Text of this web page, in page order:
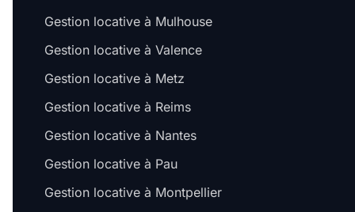
Gestion locative à Mulhouse
Gestion locative à Valence
Gestion locative à Metz
Gestion locative à Reims
Gestion locative à Nantes
Gestion locative à Pau
Gestion locative à Montpellier